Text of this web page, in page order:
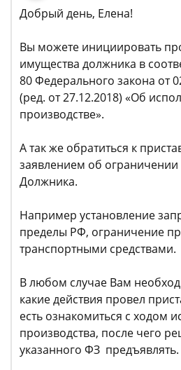
Добрый день, Елена!
Вы можете инициировать
имущества должника в
80 Федерального закона от
(ред. от 27.12.2018) «Об
производстве».
А так же обратиться к
заявлением об
Должника.
Например установление
пределы РФ, ограничение
транспортными средствами.
В любом случае Вам
какие действия провел
есть ознакомиться с ходом
производства, после чего
указанного ФЗ предъявлять.